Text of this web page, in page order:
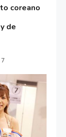
coreano
de
7